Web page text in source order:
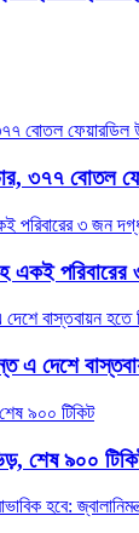
৩৭৭ বোতল
একই
এ দেশে
শেষ ৯০০